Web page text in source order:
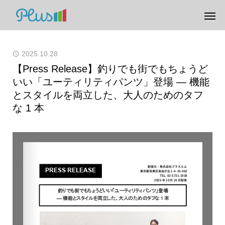
2025.10.28
【Press Release】釣りでも街でもちょうど
いい「ユーティリティパンツ」登場 ― 機能
とスタイルを両立した、大人のためのタフ
な 1 本